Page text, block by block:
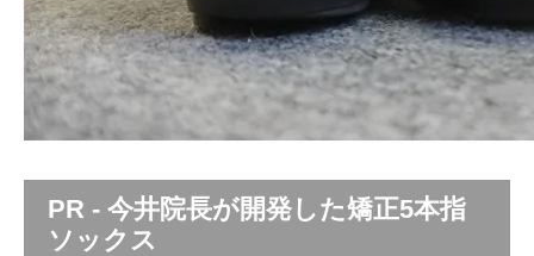
PR - 今井院長が開発した矯正5本指
ソックス